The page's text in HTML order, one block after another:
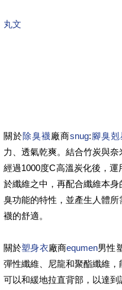
丸文
關於除臭襪廠商snug:腳臭剋
力、透氣乾爽。結合竹炭與
經過1000度C高溫炭化後，
於纖維之中，再配合纖維本
臭功能的特性，並產生人體
襪的舒適。
關於塑身衣廠商equmen男性
彈性纖維、尼龍和聚酯纖維
可以和緩地拉直背部，以達到